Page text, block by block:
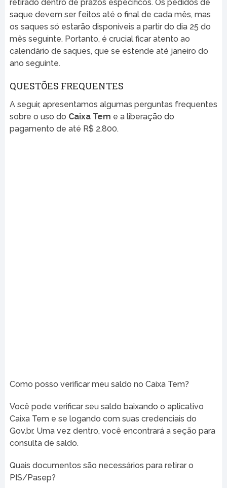
retirado dentro de prazos específicos. Os pedidos de
saque devem ser feitos até o final de cada mês, mas
os saques só estarão disponíveis a partir do dia 25 do
mês seguinte. Portanto, é crucial ficar atento ao
calendário de saques, que se estende até janeiro do
ano seguinte.
QUESTÕES FREQUENTES
A seguir, apresentamos algumas perguntas frequentes
sobre o uso do Caixa Tem e a liberação do
pagamento de até R$ 2.800.
Como posso verificar meu saldo no Caixa Tem?
Você pode verificar seu saldo baixando o aplicativo
Caixa Tem e se logando com suas credenciais do
Gov.br. Uma vez dentro, você encontrará a seção para
consulta de saldo.
Quais documentos são necessários para retirar o
PIS/Pasep?